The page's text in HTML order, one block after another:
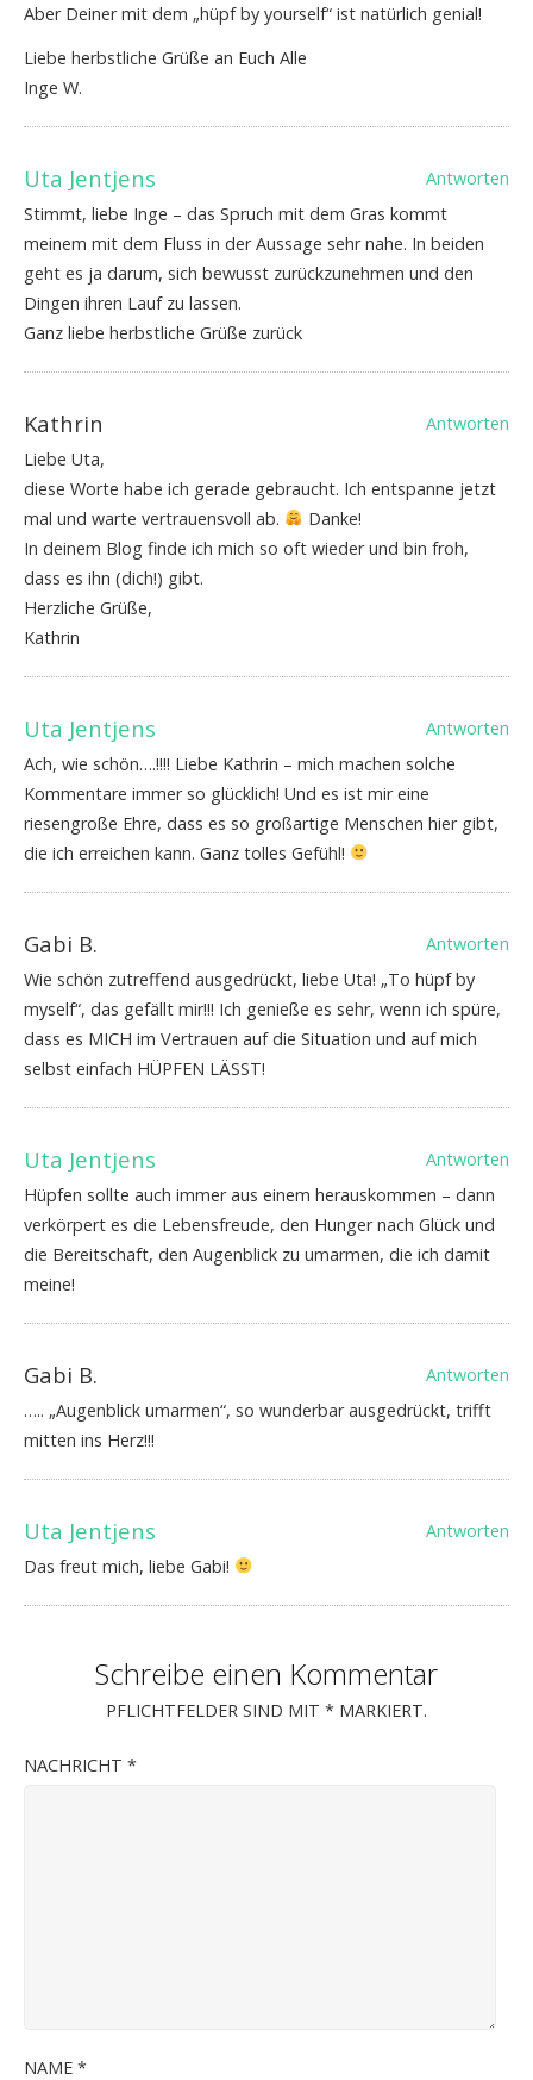
Aber Deiner mit dem „hüpf by yourself“ ist natürlich genial!
Liebe herbstliche Grüße an Euch Alle
Inge W.
Uta Jentjens
Antworten
Stimmt, liebe Inge – das Spruch mit dem Gras kommt
meinem mit dem Fluss in der Aussage sehr nahe. In beiden
geht es ja darum, sich bewusst zurückzunehmen und den
Dingen ihren Lauf zu lassen.
Ganz liebe herbstliche Grüße zurück
Kathrin
Antworten
Liebe Uta,
diese Worte habe ich gerade gebraucht. Ich entspanne jetzt
mal und warte vertrauensvoll ab.
Danke!
In deinem Blog finde ich mich so oft wieder und bin froh,
dass es ihn (dich!) gibt.
Herzliche Grüße,
Kathrin
Uta Jentjens
Antworten
Ach, wie schön….!!!! Liebe Kathrin – mich machen solche
Kommentare immer so glücklich! Und es ist mir eine
riesengroße Ehre, dass es so großartige Menschen hier gibt,
die ich erreichen kann. Ganz tolles Gefühl!
Gabi B.
Antworten
Wie schön zutreffend ausgedrückt, liebe Uta! „To hüpf by
myself“, das gefällt mir!!! Ich genieße es sehr, wenn ich spüre,
dass es MICH im Vertrauen auf die Situation und auf mich
selbst einfach HÜPFEN LÄSST!
Uta Jentjens
Antworten
Hüpfen sollte auch immer aus einem herauskommen – dann
verkörpert es die Lebensfreude, den Hunger nach Glück und
die Bereitschaft, den Augenblick zu umarmen, die ich damit
meine!
Gabi B.
Antworten
….. „Augenblick umarmen“, so wunderbar ausgedrückt, trifft
mitten ins Herz!!!
Uta Jentjens
Antworten
Das freut mich, liebe Gabi!
Schreibe einen Kommentar
PFLICHTFELDER SIND MIT * MARKIERT.
NACHRICHT *
NAME *